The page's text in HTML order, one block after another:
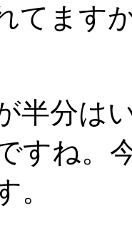
てます
半分は
すね。
。